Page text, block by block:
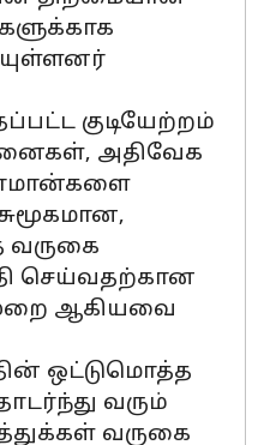
குடியேற்றம்
அதிவேக
வருகை
செய்வதற்கான
ஆகியவை
ஒட்டுமொத்த
வரும்
வருகை